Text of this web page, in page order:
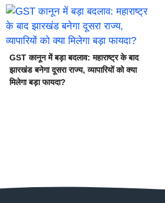
GST कानून में बड़ा बदलाव: महाराष्ट्र के बाद
झारखंड बनेगा दूसरा राज्य, व्यापारियों को क्या
मिलेगा बड़ा फायदा?